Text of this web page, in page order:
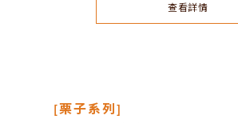
查看詳情
[栗子系列]